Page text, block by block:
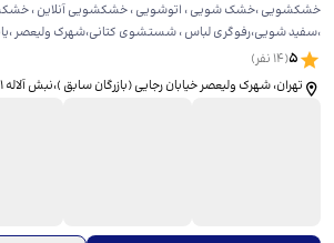
خشکشویی ،خشک شویی ، اتوشویی ، خشکشویی آنلاین ،
،سفید شویی،رفوگری لباس ، شستشوی کتانی،شهرک ولیعصر
5
(
14 نفر)
تهران، شهرک ولیعصر خیابان رجایی (بازرگان سابق )،نبش آلاله 21 ،پلاک ۳۹۶ خشکشویی سحر